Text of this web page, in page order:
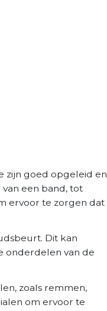
zijn goed opgeleid en
een band, tot
ervoor te zorgen dat
Dit kan
onderdelen van de
zoals remmen,
om ervoor te